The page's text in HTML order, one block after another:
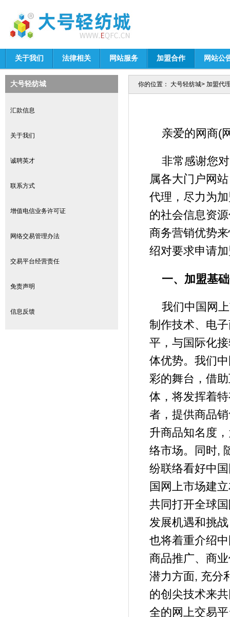
关于我们 法律相关 网站服务 加盟合作 网站公
大号轻纺城
汇款信息
关于我们
诚聘英才
联系方式
增值电信业务许可证
网络交易管理办法
交易平台经营责任
免责声明
信息反馈
你的位置： 大号轻纺城> 加盟代
亲爱的网商(
非常感谢您
属各大门户网
代理，尽力为
的社会信息资
商务营销优势
绍对要求申请
一、加盟基
我们中国网
制作技术、电
平，与国际化
体优势。我们
彩的舞台，借
体，将发挥着
者，提供商品
升商品知名度
络市场。同时,
纷联络看好中
国网上市场建
共同打开全球
发展机遇和挑
也将着重介绍
商品推广、商
潜力方面, 充分
的创尖技术来
全的网上交易